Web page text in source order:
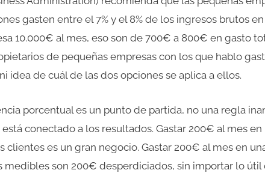
gasten entre el 7% y el 8% de los ingresos brutos
10.000€ al mes, eso son de 700€ a 800€ en gasto
de pequeñas empresas con los que hablo
idea de cuál de las dos opciones se aplica a ellos.
porcentual es un punto de partida, no una regla
está conectado a los resultados. Gastar 200€ al mes
clientes es un gran negocio. Gastar 200€ al mes en
medibles son 200€ desperdiciados, sin importar lo útil